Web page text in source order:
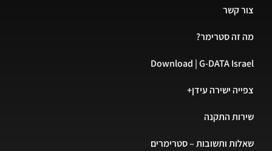
צור קשר
מה זה סטרימר?
Download | G-DATA Israel
צפייה ישירה עידן+
שירות התקנה
שאלות ותשובות – סטרימרים